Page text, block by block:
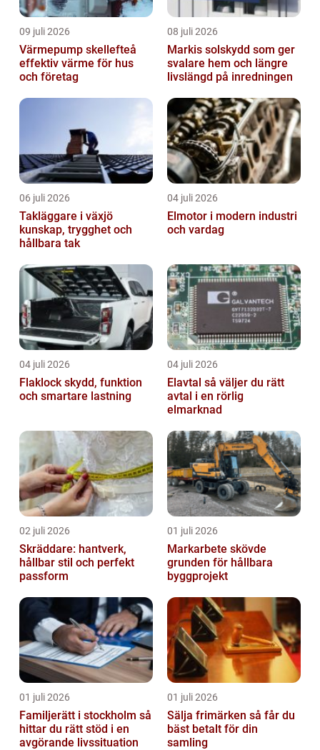
09 juli 2026
Värmepump skellefteå
effektiv värme för hus
och företag
08 juli 2026
Markis solskydd som ger
svalare hem och längre
livslängd på inredningen
06 juli 2026
Takläggare i växjö
kunskap, trygghet och
hållbara tak
04 juli 2026
Elmotor i modern industri
och vardag
04 juli 2026
Flaklock skydd, funktion
och smartare lastning
04 juli 2026
Elavtal så väljer du rätt
avtal i en rörlig
elmarknad
02 juli 2026
Skräddare: hantverk,
hållbar stil och perfekt
passform
01 juli 2026
Markarbete skövde
grunden för hållbara
byggprojekt
01 juli 2026
Familjerätt i stockholm så
hittar du rätt stöd i en
avgörande livssituation
01 juli 2026
Sälja frimärken så får du
bäst betalt för din
samling